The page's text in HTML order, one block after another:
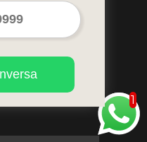
- Centro
370
1